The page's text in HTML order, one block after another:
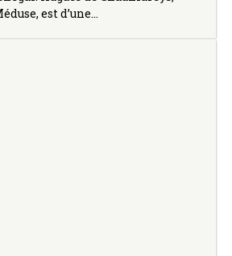
est d’une…